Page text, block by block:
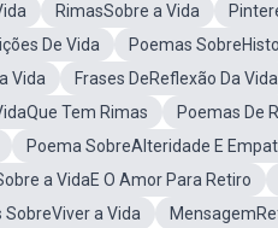
RimasSobre a Vida
De Vida
Poemas
Vida
Frases DeReflexão Da Vida
Tem Rimas
Poemas De
Poema SobreAlteridade E
a VidaE O Amor Para Retiro
SobreViver a Vida